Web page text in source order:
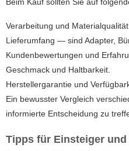
Verarbeitung und
Lieferumfang — sind Adapter,
Kundenbewertungen und
Geschmack und Haltbarkeit.
Herstellergarantie und
Ein bewusster Vergleich
informierte Entscheidung zu
Tipps für Einsteiger